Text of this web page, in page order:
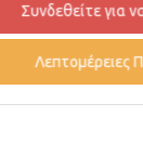
Συνδεθείτε για
Λεπτομέρειες